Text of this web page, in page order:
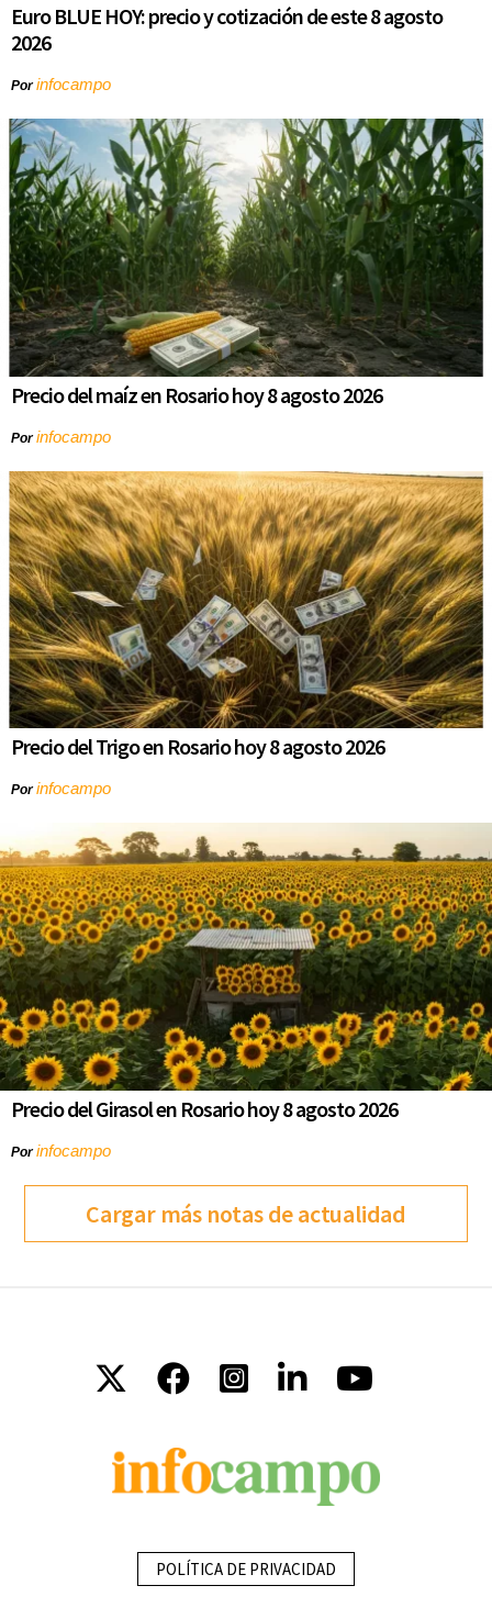
Euro BLUE HOY: precio y cotización de este 8 agosto
2026
Porinfocampo
Precio del maíz en Rosario hoy 8 agosto 2026
Porinfocampo
Precio del Trigo en Rosario hoy 8 agosto 2026
Porinfocampo
Precio del Girasol en Rosario hoy 8 agosto 2026
Porinfocampo
Cargar más notas de actualidad
POLÍTICA DE PRIVACIDAD